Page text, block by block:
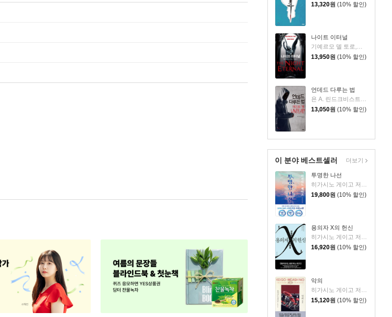
13,320원 (10% 할인)
나이트 이터널
기예르모 델 토로,척 호건 공저/남명성 역
13,950원 (10% 할인)
언데드 다루는 법
욘 A. 린드크비스트 저/최세희 역
13,050원 (10% 할인)
이 분야 베스트셀러
투명한 나선
19,800원 (10% 할인)
용의자 X의 헌신
히가시노 게이고 저/양억관 역
16,920원 (10% 할인)
악의
15,120원 (10% 할인)
더보기